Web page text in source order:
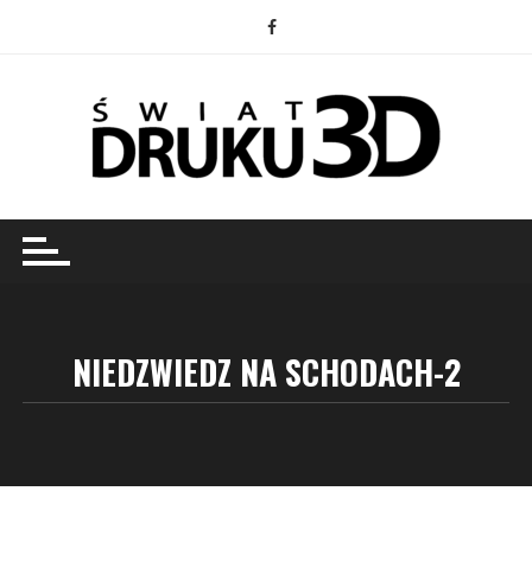
NIEDZWIEDZ NA SCHODACH-2